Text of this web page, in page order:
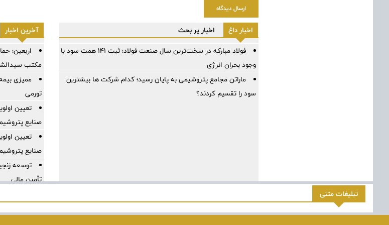
ارسال دیدگاه
اخبار داغ
اخبار پر بحث
فولاد مبارکه در سخت‌ترین سال صنعت فولاد؛ ثبت ۱۴۱ همت سود با
وجود بحران انرژی
ماراتن مجامع پتروشیمی به پایان رسید؛ کدام شرکت ها بیشترین
سود را تقسیم کردند؟
آخرین اخبار
اربعین؛
مکتب
ممیزی
تورمی
تعیین
صنایع
تعیین
صنایع
توسعه
تأمین مالی
تبلیغات متنی